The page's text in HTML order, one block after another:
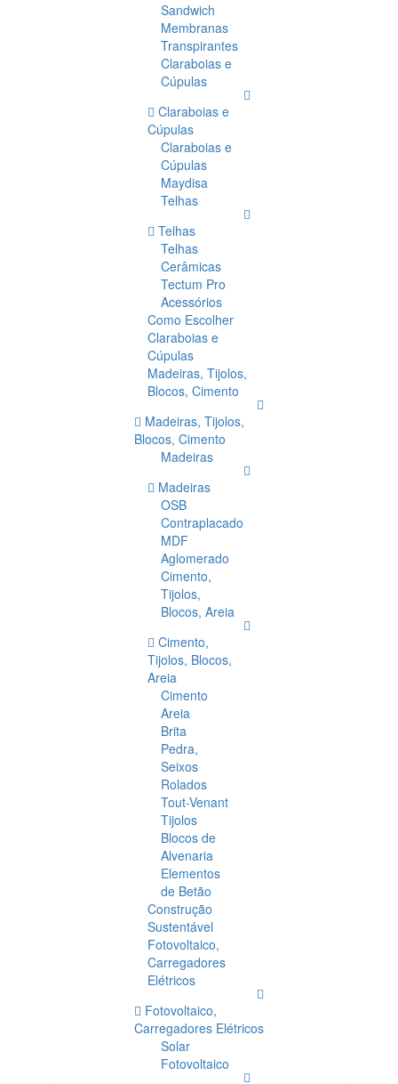
Sandwich
Membranas
Transpirantes
Claraboias e
Cúpulas
Claraboias e
Cúpulas
Claraboias e
Cúpulas
Maydisa
Telhas
Telhas
Telhas
Cerâmicas
Tectum Pro
Acessórios
Como Escolher
Claraboias e
Cúpulas
Madeiras, Tijolos,
Blocos, Cimento
Madeiras, Tijolos,
Blocos, Cimento
Madeiras
Madeiras
OSB
Contraplacado
MDF
Aglomerado
Cimento,
Tijolos,
Blocos, Areia
Cimento,
Tijolos, Blocos,
Areia
Cimento
Areia
Brita
Pedra,
Seixos
Rolados
Tout-Venant
Tijolos
Blocos de
Alvenaria
Elementos
de Betão
Construção
Sustentável
Fotovoltaico,
Carregadores
Elétricos
Fotovoltaico,
Carregadores Elétricos
Solar
Fotovoltaico